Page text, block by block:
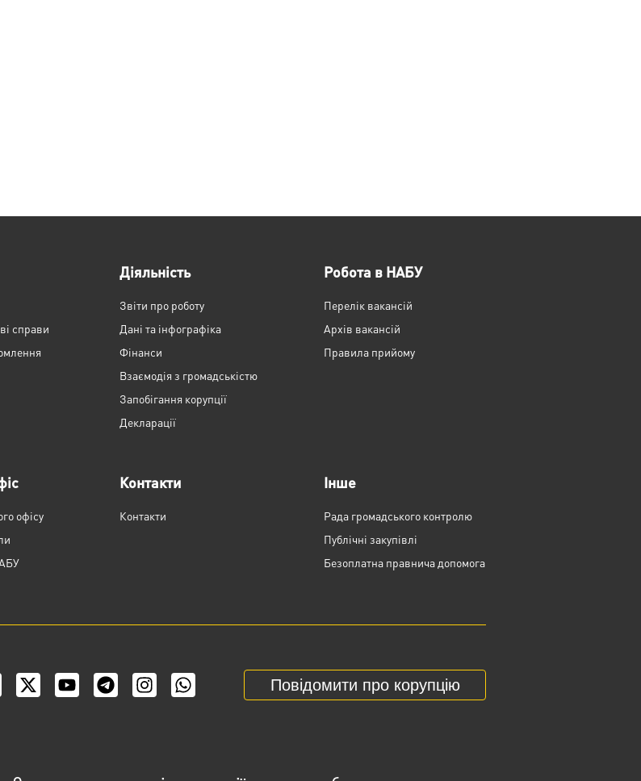
справи
Діяльність
Звіти про роботу
Дані та інфографіка
Фінанси
Взаємодія з громадськістю
Запобігання корупції
Декларації
Робота в НАБУ
Перелік вакансій
Архів вакансій
Правила прийому
офісу
Контакти
Контакти
Інше
Рада громадського контролю
Публічні закупівлі
Безоплатна правнича допомога
Повідомити про корупцію